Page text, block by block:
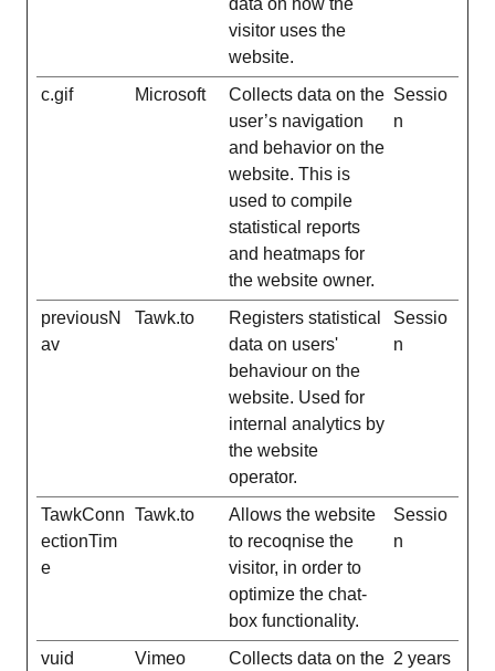
data on how the
visitor uses the
website.
c.gif
Microsoft
Collects data on the
user’s navigation
and behavior on the
website. This is
used to compile
statistical reports
and heatmaps for
the website owner.
Sessio
n
previousN
av
Tawk.to
Registers statistical
data on users'
behaviour on the
website. Used for
internal analytics by
the website
operator.
Sessio
n
TawkConn
ectionTim
e
Tawk.to
Allows the website
to recoqnise the
visitor, in order to
optimize the chat-
box functionality.
Sessio
n
vuid Vimeo
Collects data on the 2 years